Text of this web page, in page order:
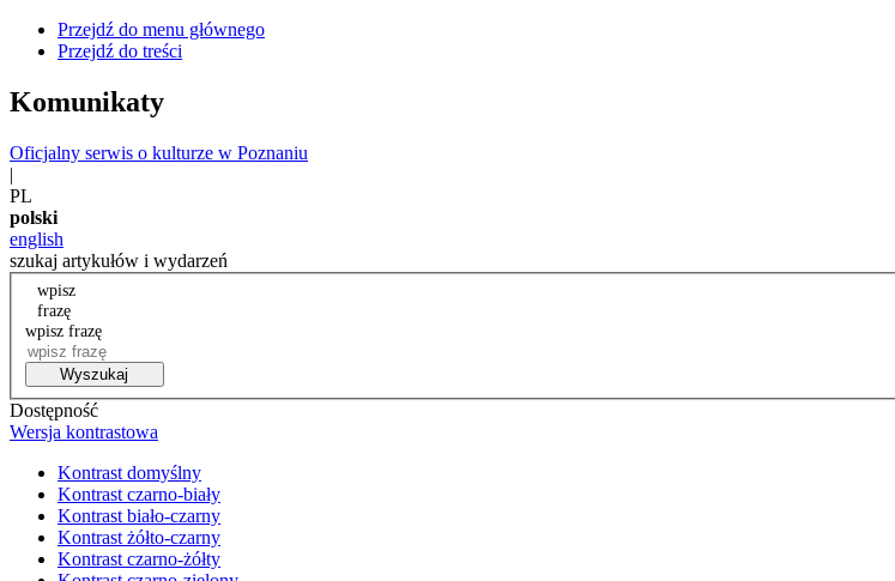
Przejdź do menu głównego
Przejdź do treści
Komunikaty
Oficjalny serwis o kulturze w Poznaniu
|
PL
polski
english
szukaj artykułów i wydarzeń
wpisz
frazę
wpisz frazę
Wyszukaj
Dostępność
Wersja kontrastowa
Kontrast domyślny
Kontrast czarno-biały
Kontrast biało-czarny
Kontrast żółto-czarny
Kontrast czarno-żółty